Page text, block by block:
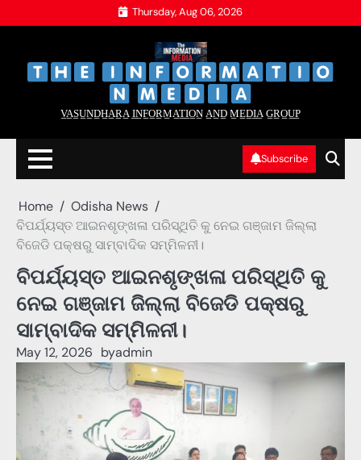
to
Thursday, Aug 06, 2026
V̲A̲S̲U̲N̲D̲H̲A̲R̲A̲ I̲N̲F̲O̲R̲M̲A̲T̲I̲O̲N̲ A̲N̲D̲ M̲E̲D̲I̲A̲ G̲R̲O̲U̲P̲
Subscribe
Home
Odisha News
ବିପର୍ଯ୍ୟସ୍ତ ଆଇନଶୃଙ୍ଖଳା ପରିସ୍ଥିତି କୁ ନେଇ ଗଞ୍ଜାମ ଜିଲ୍ଲା
ବିଜେଡି ପକ୍ଷରୁ ସାମ୍ବାଦିକ ସମ୍ମିଳନୀ।
ବିପର୍ଯ୍ୟସ୍ତ ଆଇନଶୃଙ୍ଖଳା ପରିସ୍ଥିତି କୁ
ନେଇ ଗଞ୍ଜାମ ଜିଲ୍ଲା ବିଜେଡି ପକ୍ଷରୁ
ସାମ୍ବାଦିକ ସମ୍ମିଳନୀ।
May 12, 2026 byadmin